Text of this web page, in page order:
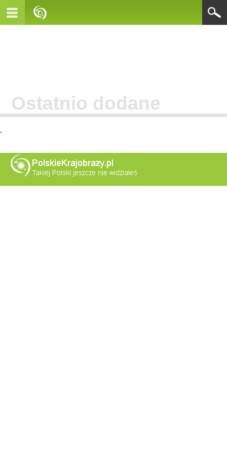
Ostatnio dodane